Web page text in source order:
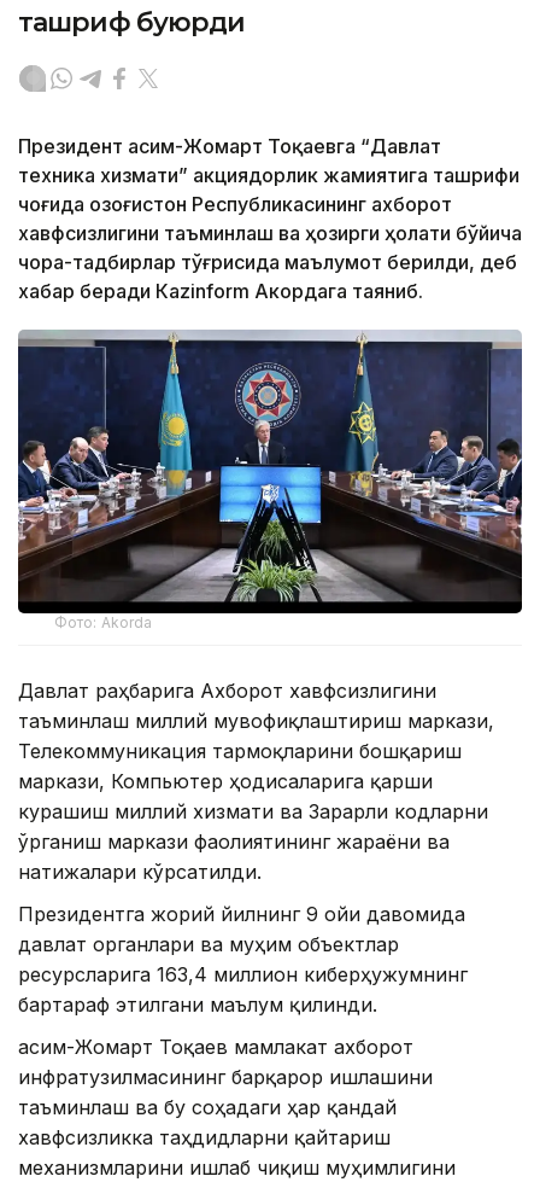
ташриф буюрди
Президент Қасим-Жомарт Тоқаевга “Давлат
техника хизмати” акциядорлик жамиятига ташрифи
чоғида Қозоғистон Республикасининг ахборот
хавфсизлигини таъминлаш ва ҳозирги ҳолати бўйича
чора-тадбирлар тўғрисида маълумот берилди, деб
хабар беради Каzinform Акордага таяниб.
Фото: Akorda
Давлат раҳбарига Ахборот хавфсизлигини
таъминлаш миллий мувофиқлаштириш маркази,
Телекоммуникация тармоқларини бошқариш
маркази, Компьютер ҳодисаларига қарши
курашиш миллий хизмати ва Зарарли кодларни
ўрганиш маркази фаолиятининг жараёни ва
натижалари кўрсатилди.
Президентга жорий йилнинг 9 ойи давомида
давлат органлари ва муҳим объектлар
ресурсларига 163,4 миллион киберҳужумнинг
бартараф этилгани маълум қилинди.
Қасим-Жомарт Тоқаев мамлакат ахборот
инфратузилмасининг барқарор ишлашини
таъминлаш ва бу соҳадаги ҳар қандай
хавфсизликка таҳдидларни қайтариш
механизмларини ишлаб чиқиш муҳимлигини